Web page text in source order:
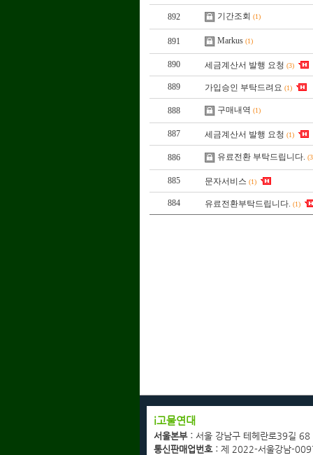
892 기간조회 (1)
891 Markus (1)
890 세금계산서 발행 요청 (3)
889 가입승인 부탁드려요 (1)
888 구매내역 (1)
887 세금계산서 발행 요청 (1)
886 유료전환 부탁드립니다.
885 문자서비스 (1)
884 유료전환부탁드립니다. (1)
i고물연대
서울본부 : 서울 강남구 테헤란로39길 68
통신판매업번호 : 제 2022-서울강남-